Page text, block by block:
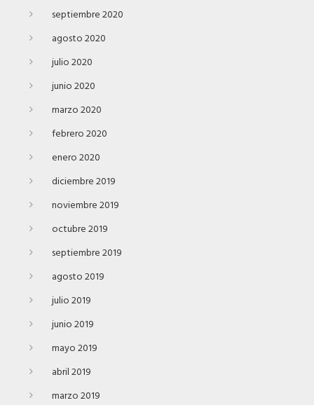
septiembre 2020
agosto 2020
julio 2020
junio 2020
marzo 2020
febrero 2020
enero 2020
diciembre 2019
noviembre 2019
octubre 2019
septiembre 2019
agosto 2019
julio 2019
junio 2019
mayo 2019
abril 2019
marzo 2019